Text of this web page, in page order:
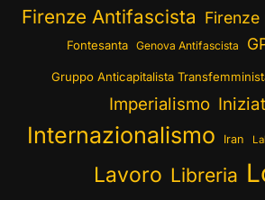
Firenze Antifascista Firenze
Fontesanta Genova Antifascista
Gruppo Anticapitalista
Imperialismo
Internazionalismo Iran
Lavoro Libreria